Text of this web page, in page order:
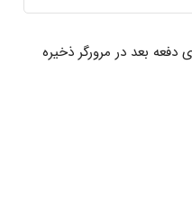
دفعه بعد در مرورگر ذخیره